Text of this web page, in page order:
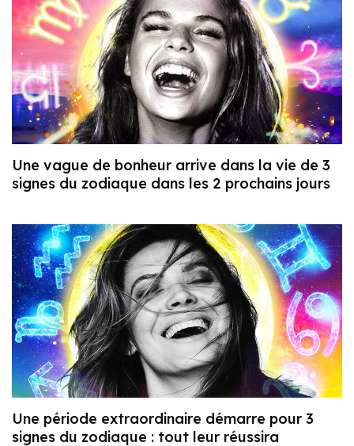
Une vague de bonheur arrive dans la vie de 3
signes du zodiaque dans les 2 prochains jours
Une période extraordinaire démarre pour 3
signes du zodiaque : tout leur réussira